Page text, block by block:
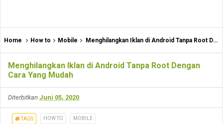
Home How to Mobile Menghilangkan Iklan di Android Tanpa Root Dengan Cara Yang Mudah
Menghilangkan Iklan di Android Tanpa Root Dengan
Cara Yang Mudah
Diterbitkan Juni 05, 2020
TAGS HOW TO MOBILE